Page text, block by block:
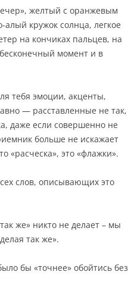
желтый с оранжевым
алый кружок солнца, легкое
на кончиках пальцев, на
момент и в
тебя эмоции, акценты,
— расставленные не так,
даже если совершенно не
больше не искажает
«расческа», это «флажки».
слов, описывающих это
же» никто не делает – мы
так же».
бы «точнее» обойтись без